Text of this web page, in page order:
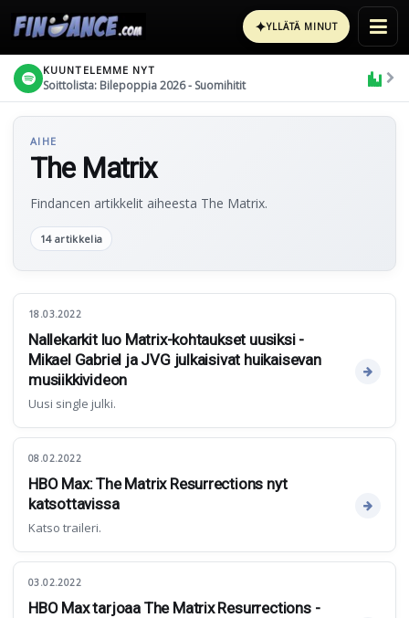
✦YLLÄTÄ MINUT
KUUNTELEMME NYT
Soittolista: Bilepoppia 2026 - Suomihitit
AIHE
The Matrix
Findancen artikkelit aiheesta The Matrix.
14 artikkelia
18.03.2022
Nallekarkit luo Matrix-kohtaukset uusiksi -
Mikael Gabriel ja JVG julkaisivat huikaisevan
musiikkivideon
Uusi single julki.
08.02.2022
HBO Max: The Matrix Resurrections nyt
katsottavissa
Katso traileri.
03.02.2022
HBO Max tarjoaa The Matrix Resurrections -